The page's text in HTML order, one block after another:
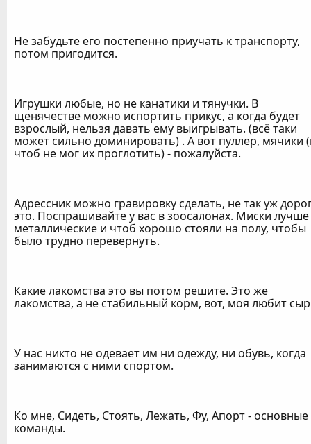
Не забудьте его постепенно приучать к транспорту,
потом пригодится.
Игрушки любые, но не канатики и тянучки. В
щенячестве можно испортить прикус, а когда будет
взрослый, нельзя давать ему выигрывать. (всё таки
может сильно доминировать) . А вот пуллер, мячики
чтоб не мог их проглотить) - пожалуйста.
Адрессник можно гравировку сделать, не так уж
это. Поспрашивайте у вас в зоосалонах. Миски лучше
металлические и чтоб хорошо стояли на полу, чтобы
было трудно перевернуть.
Какие лакомства это вы потом решите. Это же
лакомства, а не стабильный корм, вот, моя любит
У нас никто не одевает им ни одежду, ни обувь, когда
занимаются с ними спортом.
Ко мне, Сидеть, Стоять, Лежать, Фу, Апорт - основные
команды.